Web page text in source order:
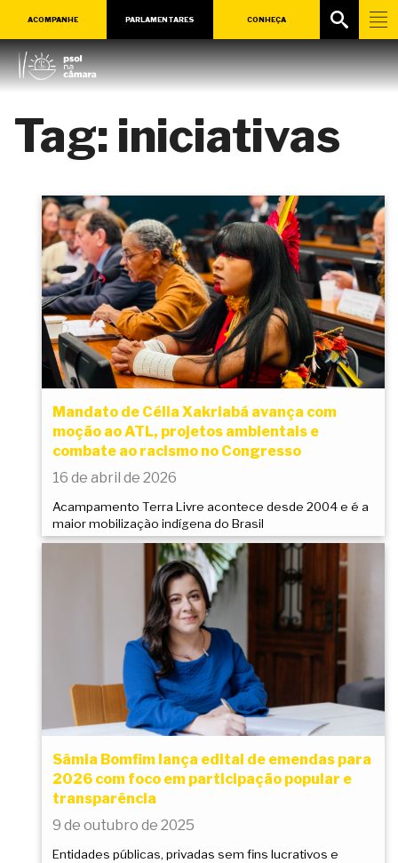
ACOMPANHE PARLAMENTARES CONHEÇA
Tag: iniciativas
Mandato de Célia Xakriabá avança com
moção ao ATL, projetos ambientais e
combate ao racismo no Congresso
16 de abril de 2026
Acampamento Terra Livre acontece desde 2004 e é a
maior mobilização indígena do Brasil
Sâmia Bomfim lança edital de emendas para
2026 com foco em participação popular e
transparência
9 de outubro de 2025
Entidades públicas, privadas sem fins lucrativos e